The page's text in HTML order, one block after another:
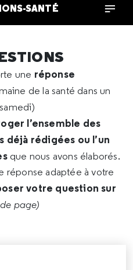
SANTÉ
une réponse
de la santé dans un
l’ensemble des
déjà rédigées ou l’un
que nous avons élaborés.
réponse adaptée à votre
votre question sur
page)